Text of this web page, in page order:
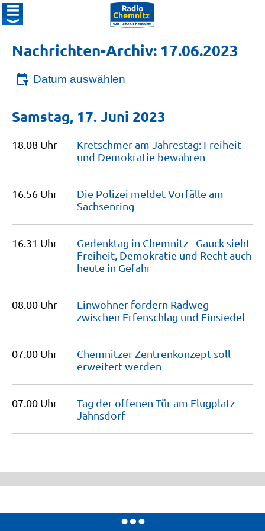
Nachrichten-Archiv: 17.06.2023
Datum auswählen
Samstag, 17. Juni 2023
18.08 Uhr
Kretschmer am Jahrestag: Freiheit
und Demokratie bewahren
16.56 Uhr
Die Polizei meldet Vorfälle am
Sachsenring
16.31 Uhr
Gedenktag in Chemnitz - Gauck sieht
Freiheit, Demokratie und Recht auch
heute in Gefahr
08.00 Uhr
Einwohner fordern Radweg
zwischen Erfenschlag und Einsiedel
07.00 Uhr
Chemnitzer Zentrenkonzept soll
erweitertwerden
07.00 Uhr
Tag der offenen Tür am Flugplatz
Jahnsdorf